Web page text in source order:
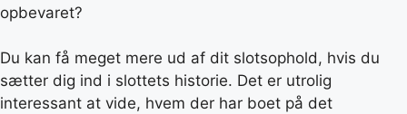
opbevaret?
Du kan få meget mere ud af dit slotsophold, hvis du
sætter dig ind i slottets historie. Det er utrolig
interessant at vide, hvem der har boet på det